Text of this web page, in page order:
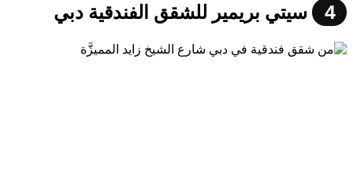
4 سيتي بريمير للشقق الفندقية دبي